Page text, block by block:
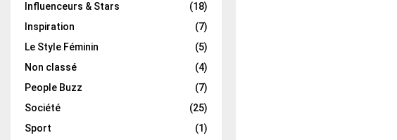
Influenceurs & Stars
(18)
Inspiration
(7)
Le Style Féminin
(5)
Non classé
(4)
People Buzz
(7)
Société
(25)
Sport
(1)